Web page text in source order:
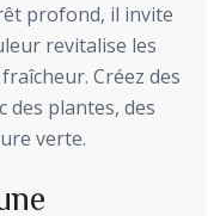
profond, il invite
revitalise les
Créez des
des plantes, des
verte.